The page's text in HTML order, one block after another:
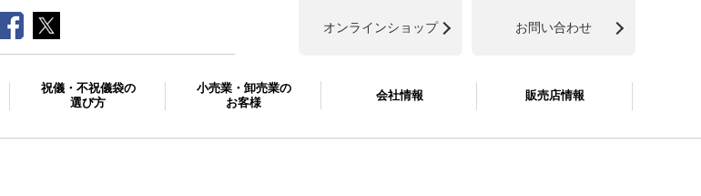
お問い合わせ
オンラインショップ
祝儀・不祝儀袋の
選び方
小売業・卸売業の
お客様
会社情報 販売店情報